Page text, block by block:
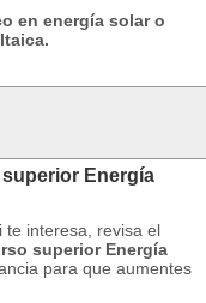
en energía solar o
superior Energía
te interesa, revisa el
superior Energía
para que aumentes